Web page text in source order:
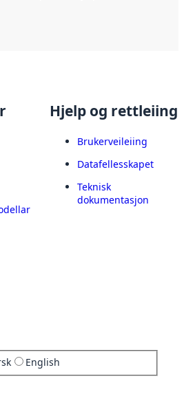
Hjelp og rettleiing
Brukerveileiing
Datafellesskapet
Teknisk
dokumentasjon
English